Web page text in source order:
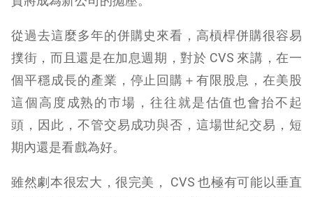
從過去這麼多年的併購史來看，高槓桿併購很容易
撲街，而且還是在加息週期，對於 CVS 來講，在一
個平穩成長的產業，停止回購＋有限股息，在美股
這個高度成熟的市場，往往就是估值也會抬不起
頭，因此，不管交易成功與否，這場世紀交易，短
期內還是看戲為好。
雖然劇本很宏大，很完美， CVS 也極有可能以垂直